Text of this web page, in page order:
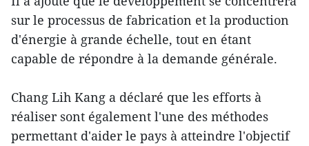
sur le processus de fabrication et la production
d'énergie à grande échelle, tout en étant
capable de répondre à la demande générale.
Chang Lih Kang a déclaré que les efforts à
réaliser sont également l'une des méthodes
permettant d'aider le pays à atteindre l'objectif